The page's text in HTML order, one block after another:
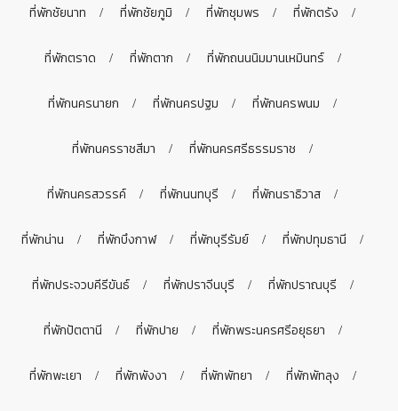
ที่พักชัยนาท ที่พักชัยภูมิ ที่พักชุมพร ที่พักตรัง
ที่พักตราด ที่พักตาก ที่พักถนนนิมมานเหมินทร์
ที่พักนครนายก ที่พักนครปฐม ที่พักนครพนม
ที่พักนครราชสีมา ที่พักนครศรีธรรมราช
ที่พักนครสวรรค์ ที่พักนนทบุรี ที่พักนราธิวาส
ที่พักน่าน ที่พักบึงกาฬ ที่พักบุรีรัมย์ ที่พักปทุมธานี
ที่พักประจวบคีรีขันธ์ ที่พักปราจีนบุรี ที่พักปราณบุรี
ที่พักปัตตานี ที่พักปาย ที่พักพระนครศรีอยุธยา
ที่พักพะเยา ที่พักพังงา ที่พักพัทยา ที่พักพัทลุง